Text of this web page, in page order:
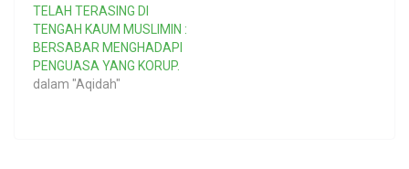
TELAH TERASING DI
TENGAH KAUM MUSLIMIN :
BERSABAR MENGHADAPI
PENGUASA YANG KORUP.
dalam "Aqidah"